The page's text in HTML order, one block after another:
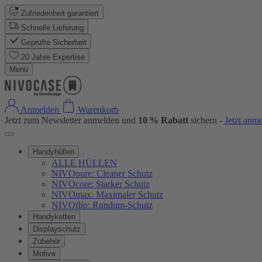
Zufriedenheit garantiert
Schnelle Lieferung
Geprüfte Sicherheit
20 Jahre Expertise
Menü
Anmelden
Warenkorb
Jetzt zum Newsletter anmelden und 10 % Rabatt sichern - Jetzt
Handyhüllen
ALLE HÜLLEN
NIVOpure: Cleaner Schutz
NIVOcore: Starker Schutz
NIVOmax: Maximaler Schutz
NIVOflip: Rundum-Schutz
Handyketten
Displayschutz
Zubehör
Motive